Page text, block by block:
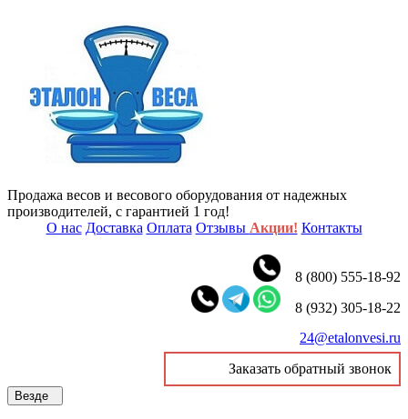
Продажа весов и весового оборудования от надежных
производителей, с гарантией 1 год!
О нас Доставка Оплата Отзывы Акции! Контакты
8 (800) 555-18-92
8 (932) 305-18-22
24@etalonvesi.ru
Заказать обратный звонок
Везде